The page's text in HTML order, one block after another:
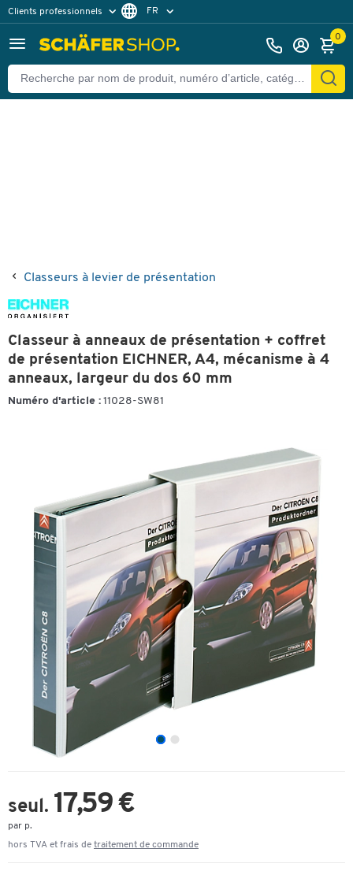
Clients professionnels
Clients particuliers
FR
0
Classeurs à levier de présentation
Classeur à anneaux de présentation + coffret
de présentation EICHNER, A4, mécanisme à 4
anneaux, largeur du dos 60 mm
Numéro d'article : 11028-SW81
seul. 17,59 €
par p.
hors TVA et frais de traitement de commande
Retour